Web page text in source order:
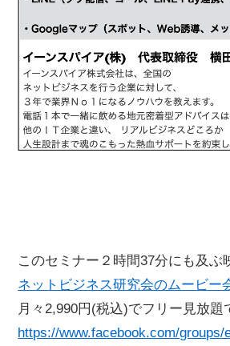
このセミナー２時間37分にも及ぶ
ネットビジネス研究会のムービー
月々2,990円(税込)でフリー見放題
https://www.facebook.com/groups/